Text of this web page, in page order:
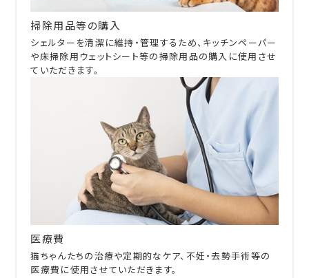
掃除用品等の購入
シェルターを清潔に維持・管理するため、キッチンペーパー
や床掃除用ウェットシート等の掃除用品の購入に使用させ
ていただきます。
医療費
猫ちゃんたちの治療や定期的なケア、不妊・去勢手術等の
医療費に使用させていただきます。